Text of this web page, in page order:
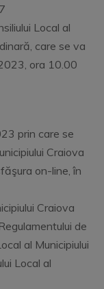
Local al
care se va
ora 10.00
prin care se
Craiova
on-line, în
Craiova
de
al Municipiului
Local al